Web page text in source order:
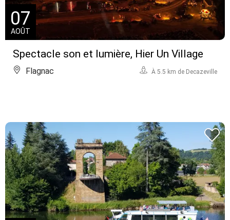
Spectacle son et lumière, Hier Un Village
07
AOÛT
Flagnac À 5.5 km de Decazeville